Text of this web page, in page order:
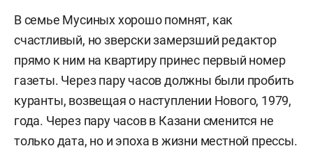
В семье Мусиных хорошо помнят, как
счастливый, но зверски замерзший редактор
прямо к ним на квартиру принес первый номер
газеты. Через пару часов должны были пробить
куранты, возвещая о наступлении Нового, 1979,
года. Через пару часов в Казани сменится не
только дата, но и эпоха в жизни местной прессы.